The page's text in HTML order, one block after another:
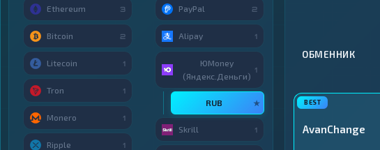
ОБМЕННИК
AvanChange
Ethereum 3
Bitcoin 2
Litecoin 1
Tron 1
Monero 1
Ripple 1
PayPal 2
Alipay 1
ЮMoney
(Яндекс.Деньги)
1
RUB ★
Skrill 1